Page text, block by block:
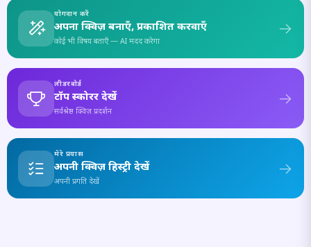
योगदान करें
अपना क्विज़ बनाएँ, प्रकाशित करवाएँ
कोई भी विषय बताएँ — AI मदद करेगा
लीडरबोर्ड
टॉप स्कोरर देखें
सर्वश्रेष्ठ क्विज़ प्रदर्शन
मेरे प्रयास
अपनी क्विज़ हिस्ट्री देखें
अपनी प्रगति देखें